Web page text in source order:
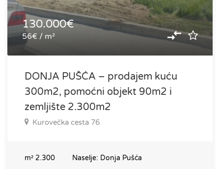
130.000€
56€ / m²
DONJA PUŠĆA – prodajem kuću
300m2, pomoćni objekt 90m2 i
zemljište 2.300m2
Kurovečka cesta 76
m² 2.300 Naselje: Donja Pušća